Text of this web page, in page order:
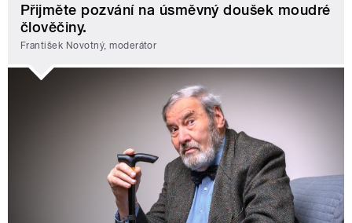
Přijměte pozvání na úsměvný doušek moudré
člověčiny.
František Novotný, moderátor